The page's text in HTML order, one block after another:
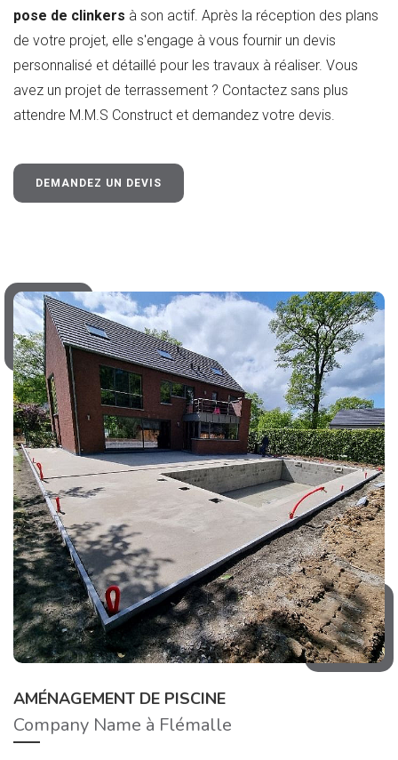
pose de clinkers à son actif. Après la réception des plans
de votre projet, elle s'engage à vous fournir un devis
personnalisé et détaillé pour les travaux à réaliser. Vous
avez un projet de terrassement ? Contactez sans plus
attendre M.M.S Construct et demandez votre devis.
DEMANDEZ UN DEVIS
AMÉNAGEMENT DE PISCINE
Company Name à Flémalle